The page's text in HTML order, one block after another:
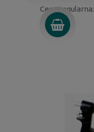
Cena regularna: